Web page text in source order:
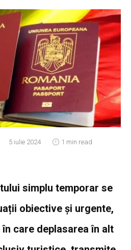
5 iulie 2024 1 min read
simplu temporar se
obiective și urgente,
care deplasarea în alt